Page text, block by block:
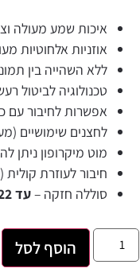
איכות שמע מעולה
אוזניות אלחוטיות
ללא השהייה בין
טכנולוגיה לביטול
אפשרות לחיבור עם
לחצנים שימושיים
מוט מיקרופון ניתן
חיבור לעוזרת
סוללה חזקה –עד 22 שעות !
הוסף לסל